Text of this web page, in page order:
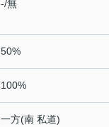
-/無
50%
100%
一方(南 私道)